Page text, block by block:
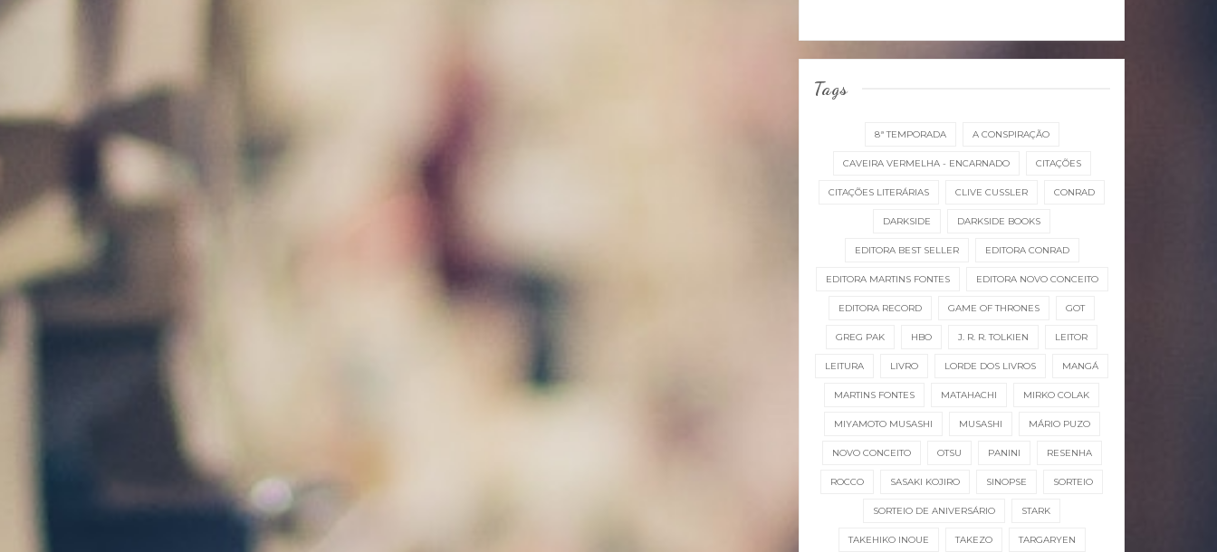
Tags
8ª TEMPORADA A CONSPIRAÇÃO
CAVEIRA VERMELHA - ENCARNADO CITAÇÕES
CITAÇÕES LITERÁRIAS CLIVE CUSSLER CONRAD
DARKSIDE DARKSIDE BOOKS
EDITORA BEST SELLER EDITORA CONRAD
EDITORA MARTINS FONTES EDITORA NOVO CONCEITO
EDITORA RECORD GAME OF THRONES GOT
GREG PAK HBO J. R. R. TOLKIEN LEITOR
LEITURA LIVRO LORDE DOS LIVROS MANGÁ
MARTINS FONTES MATAHACHI MIRKO COLAK
MIYAMOTO MUSASHI MUSASHI MÁRIO PUZO
NOVO CONCEITO OTSU PANINI RESENHA
ROCCO SASAKI KOJIRO SINOPSE SORTEIO
SORTEIO DE ANIVERSÁRIO STARK
TAKEHIKO INOUE TAKEZO TARGARYEN